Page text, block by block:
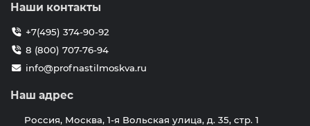
Наши контакты
+7(495) 374-90-92
8 (800) 707-76-94
info@profnastilmoskva.ru
Наш адрес
Россия, Москва, 1-я Вольская улица, д. 35, стр. 1